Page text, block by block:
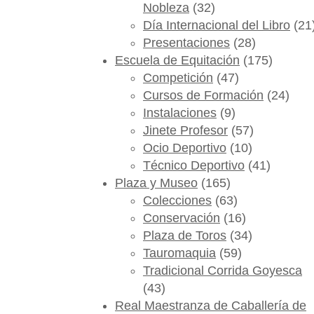
Nobleza (32)
Día Internacional del Libro
Presentaciones (28)
Escuela de Equitación (175)
Competición (47)
Cursos de Formación (24)
Instalaciones (9)
Jinete Profesor (57)
Ocio Deportivo (10)
Técnico Deportivo (41)
Plaza y Museo (165)
Colecciones (63)
Conservación (16)
Plaza de Toros (34)
Tauromaquia (59)
Tradicional Corrida Goyesca
(43)
Real Maestranza de Caballería de